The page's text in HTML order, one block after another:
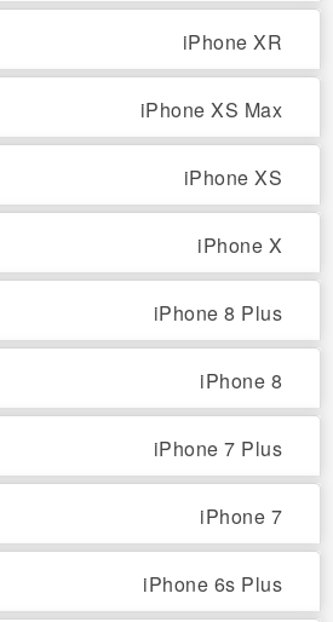
iPhone XR
iPhone XS Max
iPhone XS
iPhone X
iPhone 8 Plus
iPhone 8
iPhone 7 Plus
iPhone 7
iPhone 6s Plus